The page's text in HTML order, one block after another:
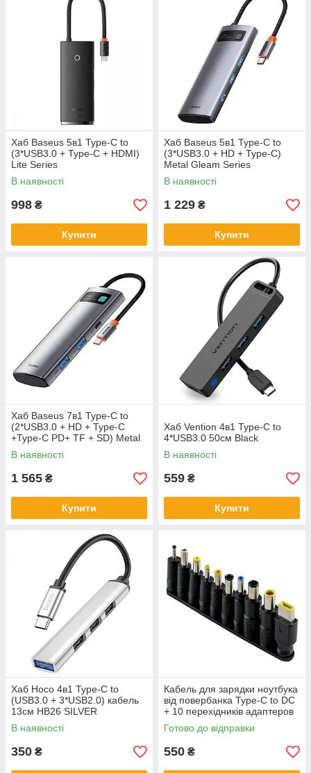
Хаб Baseus 5в1 Type-C to
(3*USB3.0 + Type-C + HDMI)
Lite Series
В наявності
998 ₴
Купити
Хаб Baseus 5в1 Type-C to
(3*USB3.0 + HD + Type-C)
Metal Gleam Series
В наявності
1 229 ₴
Купити
Хаб Baseus 7в1 Type-C to
(2*USB3.0 + HD + Type-C
+Type-C PD+ TF + SD) Metal
Gleam
В наявності
1 565 ₴
Купити
Хаб Vention 4в1 Type-C to
4*USB3.0 50см Black
В наявності
559 ₴
Купити
Хаб Hoco 4в1 Type-C to
(USB3.0 + 3*USB2.0) кабель
13см HB26 SILVER
В наявності
350 ₴
Кабель для зарядки ноутбука
від повербанка Type-C to DC
+ 10 перехідників адаптеров
для ноутбука
Готово до відправки
550 ₴